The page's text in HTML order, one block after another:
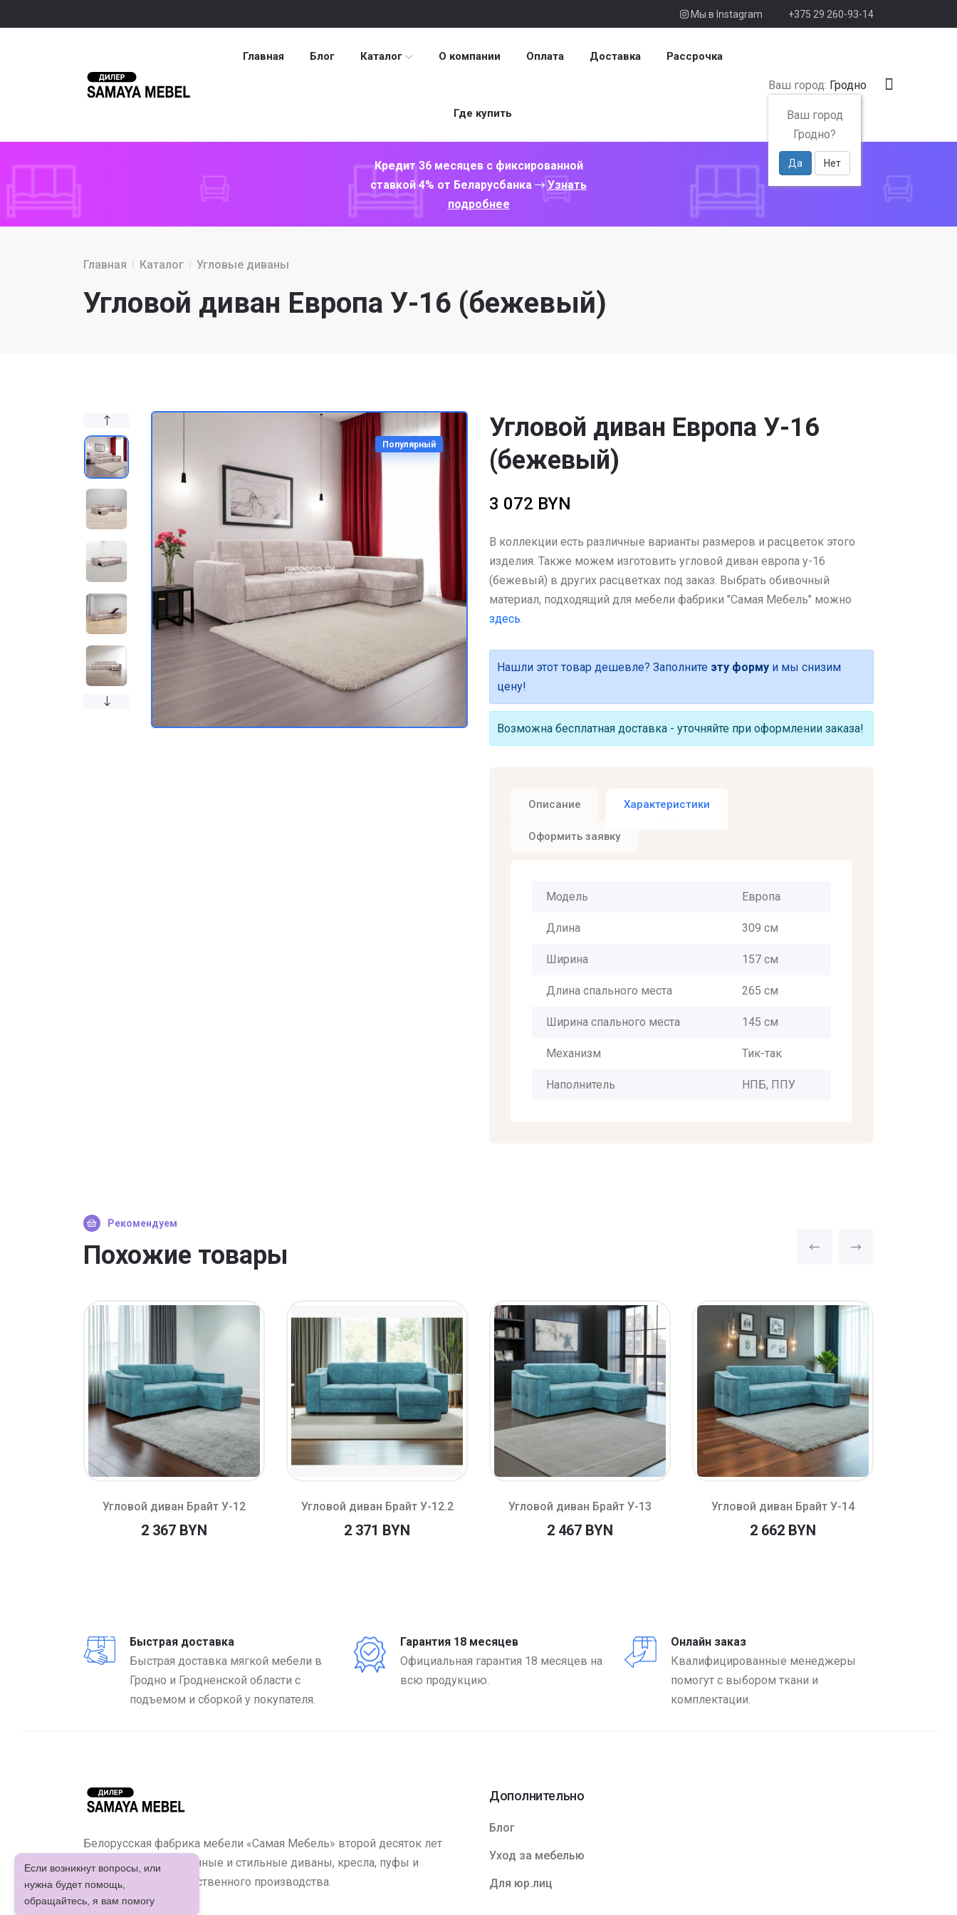
Если возникнут вопросы, или
нужна будет помощь,
обращайтесь, я вам помогу
Мы в Instagram +375 29 260-93-14
Главная Блог Каталог О компании Оплата Доставка Рассрочка
Где купить
Ваш город: Гродно
Ваш город
Гродно?
Да Нет
Кредит 36 месяцев с фиксированной
ставкой 4% от Беларусбанка
Узнать
подробнее
Главная Каталог Угловые диваны
Угловой диван Европа У-16 (бежевый)
Популярный
Угловой диван Европа У-16
(бежевый)
3 072 BYN
В коллекции есть различные варианты размеров и расцветок этого
изделия. Также можем изготовить угловой диван европа у-16
(бежевый) в других расцветках под заказ. Выбрать обивочный
материал, подходящий для мебели фабрики "Самая Мебель" можно
здесь.
Нашли этот товар дешевле? Заполните эту форму и мы снизим
цену!
Возможна бесплатная доставка - уточняйте при оформлении заказа!
Описание Характеристики
Оформить заявку
Модель Европа
Длина 309 см
Ширина 157 см
Длина спального места 265 см
Ширина спального места 145 см
Механизм Тик-так
Наполнитель НПБ, ППУ
Рекомендуем
Похожие товары
Угловой диван Брайт У-12
2 367 BYN
Угловой диван Брайт У-12.2
2 371 BYN
Угловой диван Брайт У-13
2 467 BYN
Угловой диван Брайт У-14
2 662 BYN
Быстрая доставка
Быстрая доставка мягкой мебели в
Гродно и Гродненской области с
подъемом и сборкой у покупателя.
Гарантия 18 месяцев
Официальная гарантия 18 месяцев на
всю продукцию.
Онлайн заказ
Квалифицированные менеджеры
помогут с выбором ткани и
комплектации.
Белорусская фабрика мебели «Самая Мебель» второй десяток лет
предлагает качественные и стильные диваны, кресла, пуфы и
кухонные уголки собственного производства.
Дополнительно
Блог
Уход за мебелью
Для юр.лиц